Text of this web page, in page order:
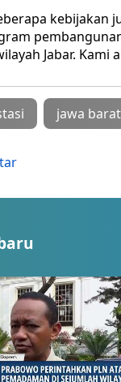
kebijakan
Jabar.
jawa barat